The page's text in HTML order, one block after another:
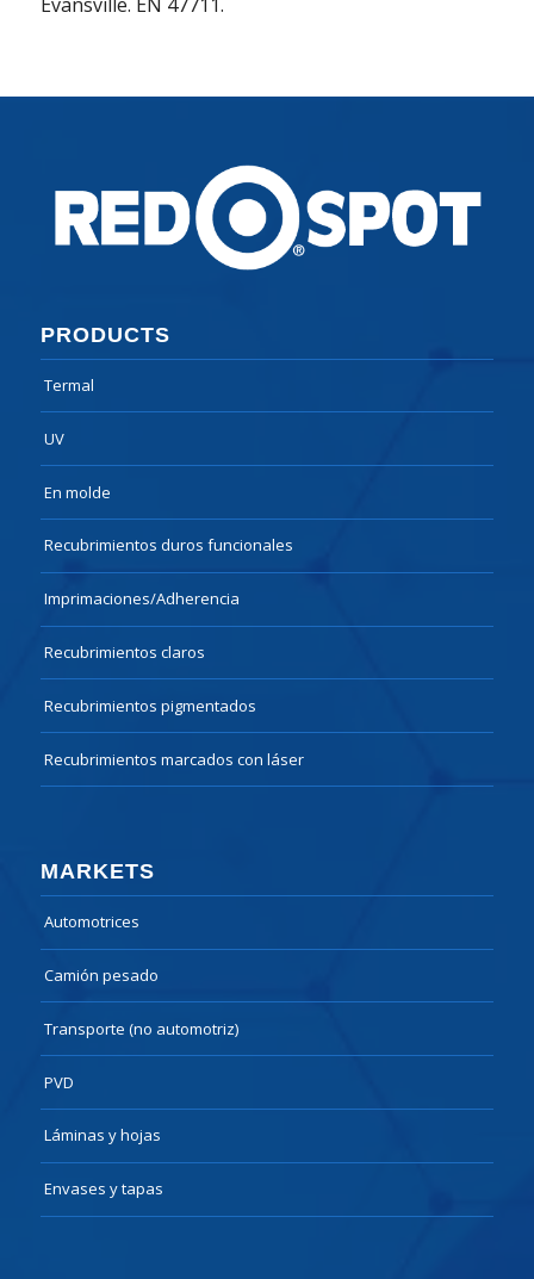
PRODUCTS
Termal
UV
En molde
Recubrimientos duros funcionales
Imprimaciones/Adherencia
Recubrimientos claros
Recubrimientos pigmentados
Recubrimientos marcados con láser
MARKETS
Automotrices
Camión pesado
Transporte (no automotriz)
PVD
Láminas y hojas
Envases y tapas